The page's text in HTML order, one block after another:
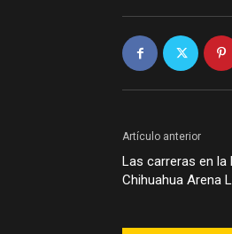
Artículo anterior
Las carreras en la
Chihuahua Arena